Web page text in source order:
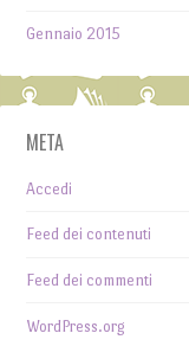
Gennaio 2015
META
Accedi
Feed dei contenuti
Feed dei commenti
WordPress.org